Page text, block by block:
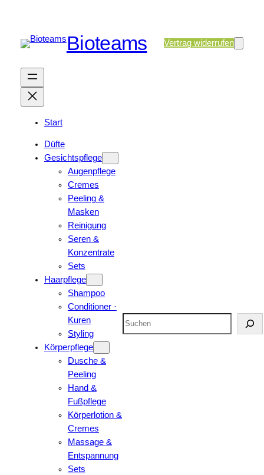
Bioteams Vertrag widerrufen
Start
Düfte
Gesichtspflege
Augenpflege
Cremes
Peeling &
Masken
Reinigung
Seren &
Konzentrate
Sets
Haarpflege
Shampoo
Conditioner ·
Kuren
Styling
Körperpflege
Dusche &
Peeling
Hand &
Fußpflege
Körperlotion &
Cremes
Massage &
Entspannung
Sets
Suchen